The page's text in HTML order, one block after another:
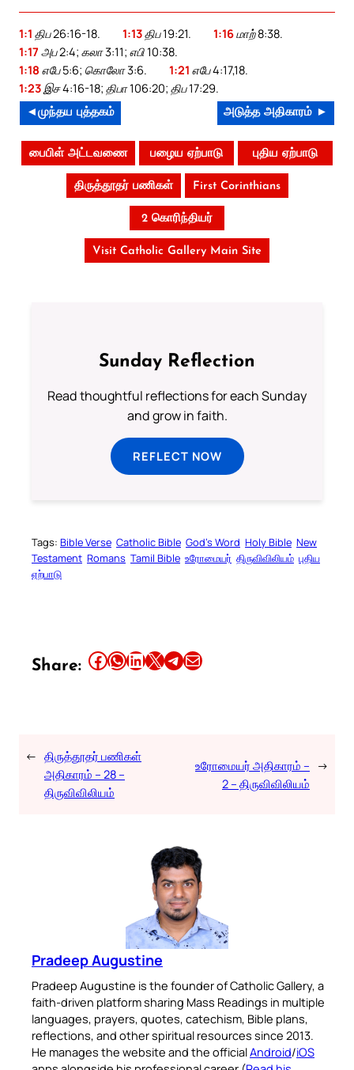
1:1 திப 26:16-18. 1:13திப 19:21. 1:16மாற் 8:38.
1:17 அப 2:4; கலா 3:11; எபி 10:38.
1:18 எபே 5:6; கொலோ 3:6. 1:21 எபே 4:17,18.
1:23இச 4:16-18; திபா 106:20; திப 17:29.
◄முந்தய புத்தகம் அடுத்த அதிகாரம் ►
பைபிள் அட்டவணை பழைய ஏற்பாடு புதிய ஏற்பாடு
திருத்தூதர் பணிகள் First Corinthians
2 கொரிந்தியர்
Visit Catholic Gallery Main Site
Sunday Reflection
Read thoughtful reflections for each Sunday
and grow in faith.
REFLECT NOW
Tags: Bible Verse Catholic Bible God’s Word Holy Bible New
Testament Romans Tamil Bible உரோமையர் திருவிவிலியம் புதிய
ஏற்பாடு
Share: Share this article on Facebook Share this article on WhatsApp Share this article on LinkedIn Share this article on X Share this article on TelegramEmail this Article
← திருத்தூதர் பணிகள்
அதிகாரம் – 28 –
திருவிவிலியம்
உரோமையர் அதிகாரம் –
2 – திருவிவிலியம்
→
Pradeep Augustine
Pradeep Augustine is the founder of Catholic Gallery, a
faith-driven platform sharing Mass Readings in multiple
languages, prayers, quotes, catechism, Bible plans,
reflections, and other spiritual resources since 2013.
He manages the website and the officialAndroid/iOS